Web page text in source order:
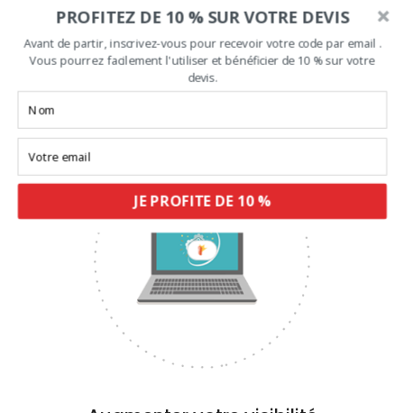
Augmenter votre chiffre d’affaire
En moyenne, la vidéo augmente les ventes de 144%.
PROFITEZ DE 10 % SUR VOTRE DEVIS
Avant de partir, inscrivez-vous pour recevoir votre code par email .
Vous pourrez facilement l'utiliser et bénéficier de 10 % sur votre
devis.
JE PROFITE DE 10 %